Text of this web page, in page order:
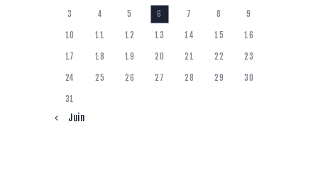
3 4 5 6 7 8 9
10 11 12 13 14 15 16
17 18 19 20 21 22 23
24 25 26 27 28 29 30
31
« Juin